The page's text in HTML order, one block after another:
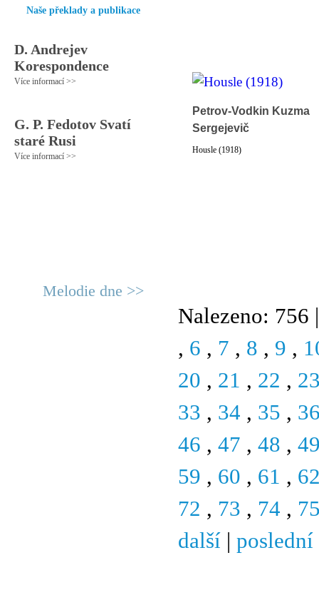
Naše překlady a publikace
D. Andrejev
Korespondence
Více informací >>
G. P. Fedotov Svatí
staré Rusi
Více informací >>
Melodie dne >>
Petrov-Vodkin Kuzma
Sergejevič
Housle (1918)
Nalezeno: 756
, 6 , 7 , 8 , 9 ,
20 , 21 , 22 ,
33 , 34 , 35 ,
46 , 47 , 48 ,
59 , 60 , 61 ,
72 , 73 , 74 ,
další
poslední